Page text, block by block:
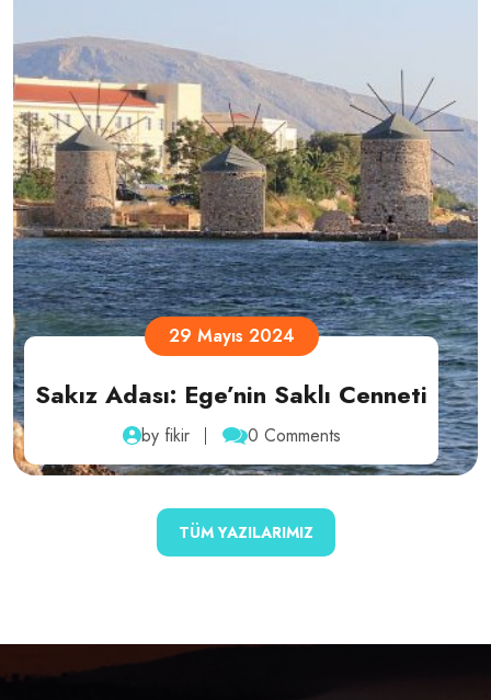
1 Mayıs 2024
Kapıda Vize Uygulaması
by fikir 0 Comments
TÜM YAZILARIMIZ